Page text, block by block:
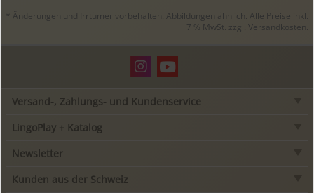
* Änderungen und Irrtümer vorbehalten. Abbildungen ähnlich. Alle Preise inkl.
7 % MwSt. zzgl. Versandkosten.
Versand-, Zahlungs- und Kundenservice
LingoPlay + Katalog
Newsletter
Kunden aus der Schweiz